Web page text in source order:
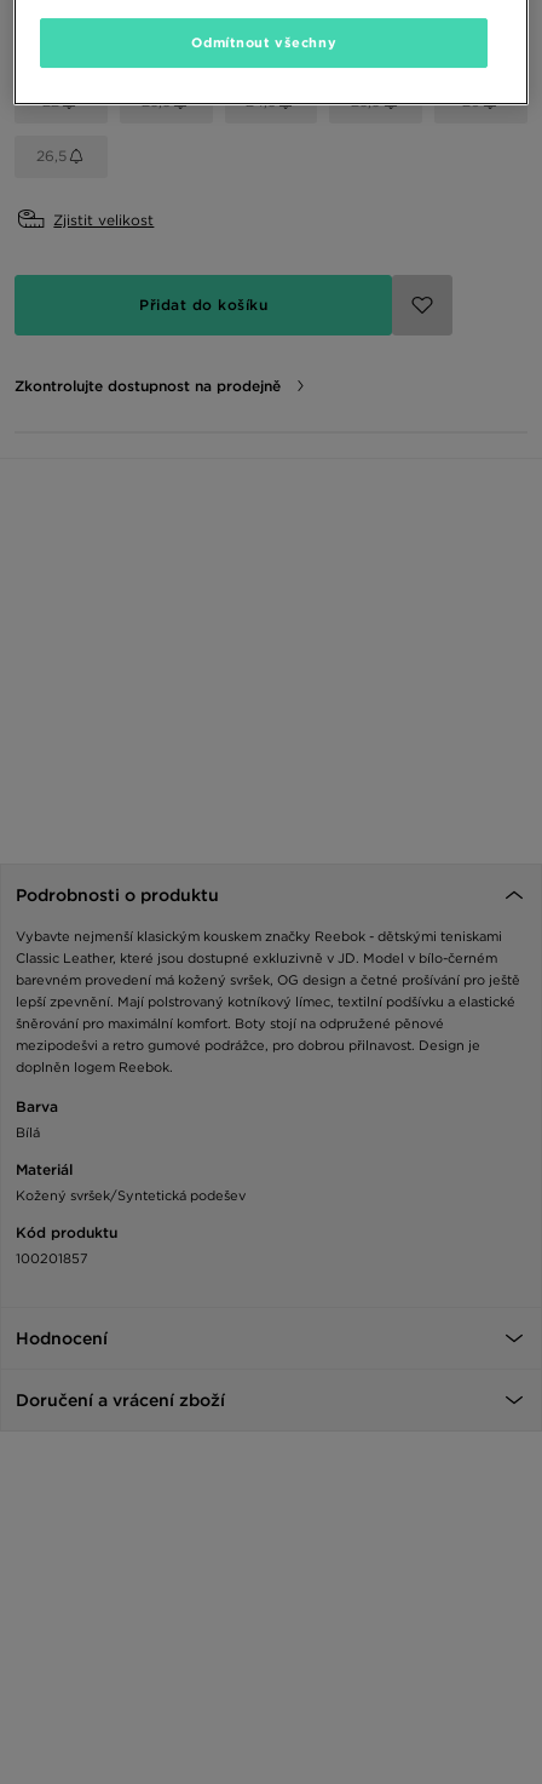
22 23,5 24,5 25,5 26
26,5
Zjistit velikost
Přidat do košíku
Zkontrolujte dostupnost na prodejně
Podrobnosti o produktu
Vybavte nejmenší klasickým kouskem značky Reebok - dětskými teniskami
Classic Leather, které jsou dostupné exkluzivně v JD. Model v bílo-černém
barevném provedení má kožený svršek, OG design a četné prošívání pro ještě
lepší zpevnění. Mají polstrovaný kotníkový límec, textilní podšívku a elastické
šněrování pro maximální komfort. Boty stojí na odpružené pěnové
mezipodešvi a retro gumové podrážce, pro dobrou přilnavost. Design je
doplněn logem Reebok.
Barva
Bílá
Materiál
Kožený svršek/Syntetická podešev
Kód produktu
100201857
Hodnocení
Doručení a vrácení zboží
Odmítnout všechny